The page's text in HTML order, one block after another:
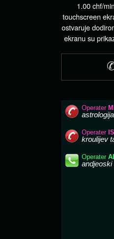
1.00 chf/
touchscreen
ostvaruje
ekranu su